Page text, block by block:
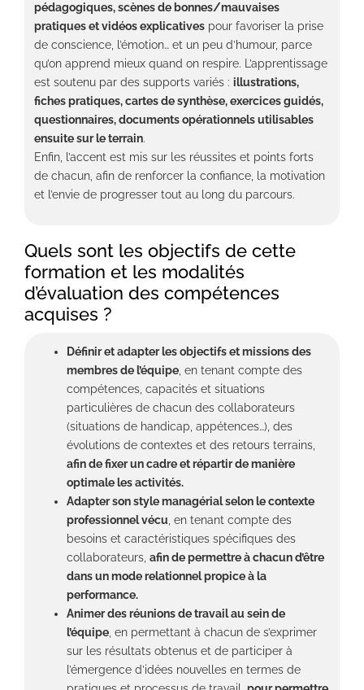
pédagogiques, scènes de bonnes/mauvaises
pratiques et vidéos explicatives pour favoriser la prise
de conscience, l’émotion… et un peu d’humour, parce
qu’on apprend mieux quand on respire. L’apprentissage
est soutenu par des supports variés : illustrations,
fiches pratiques, cartes de synthèse, exercices guidés,
questionnaires, documents opérationnels utilisables
ensuite sur le terrain.
Enfin, l’accent est mis sur les réussites et points forts
de chacun, afin de renforcer la confiance, la motivation
et l’envie de progresser tout au long du parcours.
Quels sont les objectifs de cette
formation et les modalités
d’évaluation des compétences
acquises ?
Définir et adapter les objectifs et missions des
membres de l’équipe, en tenant compte des
compétences, capacités et situations
particulières de chacun des collaborateurs
(situations de handicap, appétences…), des
évolutions de contextes et des retours terrains,
afin de fixer un cadre et répartir de manière
optimale les activités.
Adapter son style managérial selon le contexte
professionnel vécu, en tenant compte des
besoins et caractéristiques spécifiques des
collaborateurs, afin de permettre à chacun d’être
dans un mode relationnel propice à la
performance.
Animer des réunions de travail au sein de
l’équipe, en permettant à chacun de s’exprimer
sur les résultats obtenus et de participer à
l’émergence d’idées nouvelles en termes de